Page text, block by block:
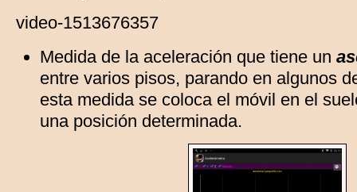
video-1513676357
Medida de la aceleración que tiene un
entre varios pisos, parando en algunos
esta medida se coloca el móvil en el
una posición determinada.